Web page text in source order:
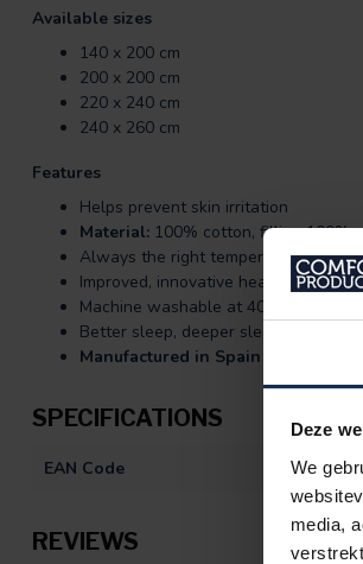
Deze
We
media,
Available sizes
140 x 200 cm
200 x 200 cm
220 x 240 cm
240 x 260 cm
Features
Helps prevent skin irritation
Material: 100% cotton, filling 100%
Always the right temperature
Improved, innovative heat regulation
Machine washable at 40°C
Better sleep, deeper sleep and wake
Manufactured in Spain
SPECIFICATIONS
EAN Code
REVIEWS